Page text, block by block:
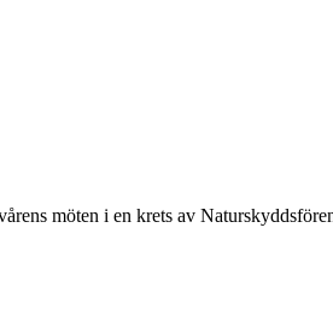
möten i en krets av